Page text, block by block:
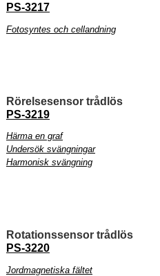
PS-3217
Fotosyntes och cellandning
Rörelsesensor trådlös
PS-3219
Härma en graf
Undersök svängningar
Harmonisk svängning
Rotationssensor trådlös
PS-3220
Jordmagnetiska fältet